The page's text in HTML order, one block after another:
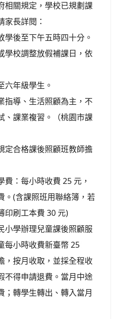
相關規定，學校已規劃課
家長詳閱：
學後至下午五時四十分。
學校調整放假補課日，依
六年級學生。
指導、生活照顧為主，不
、課業複習。（桃園市課
定合格課後照顧班教師擔
費：每小時收費 25 元，
。 (含課照班用聯絡簿，若
印刷工本費 30 元)
小學辦理兒童課後照顧服
每小時收費新臺幣 25
，按月收取，並採全程收
不得申請退費。當月中途
；轉學生轉出、轉入當月